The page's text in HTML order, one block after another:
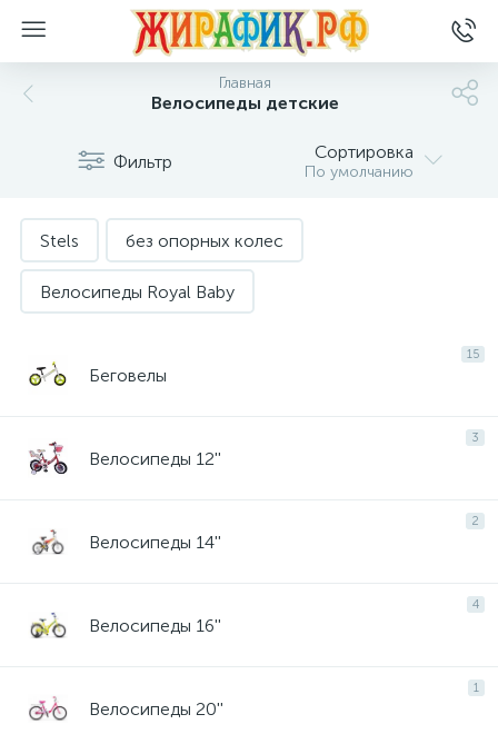
Главная
Велосипеды детские
Фильтр Сортировка
По умолчанию
Stels без опорных колес
Велосипеды Royal Baby
для подростков
со звонком/клаксоном
15
Беговелы
3
Велосипеды 12''
2
Велосипеды 14''
4
Велосипеды 16''
1
Велосипеды 20''